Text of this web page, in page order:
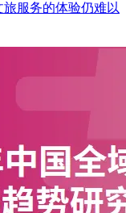
旅服务的体验仍难以